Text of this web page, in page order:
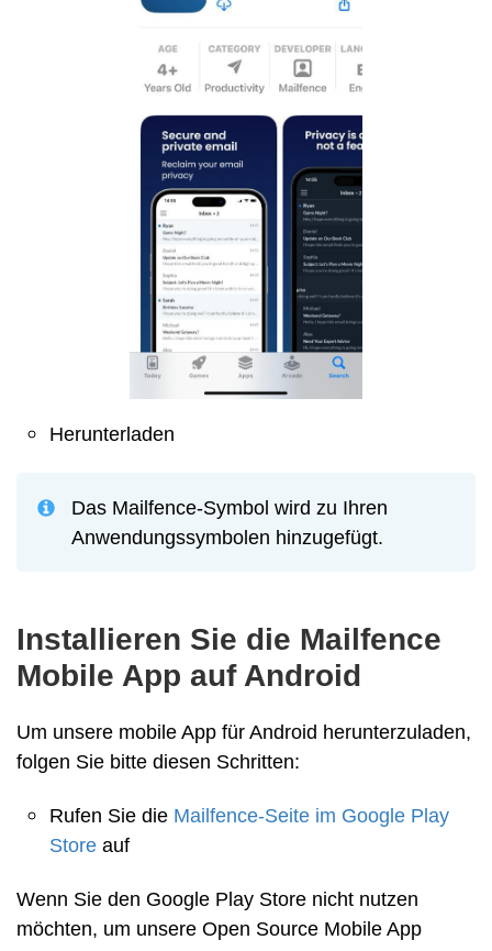
Herunterladen
Das Mailfence-Symbol wird zu Ihren
Anwendungssymbolen hinzugefügt.
Installieren Sie die Mailfence
Mobile App auf Android
Um unsere mobile App für Android herunterzuladen,
folgen Sie bitte diesen Schritten:
Rufen Sie die Mailfence-Seite im Google Play
Store auf
Wenn Sie den Google Play Store nicht nutzen
möchten, um unsere Open Source Mobile App